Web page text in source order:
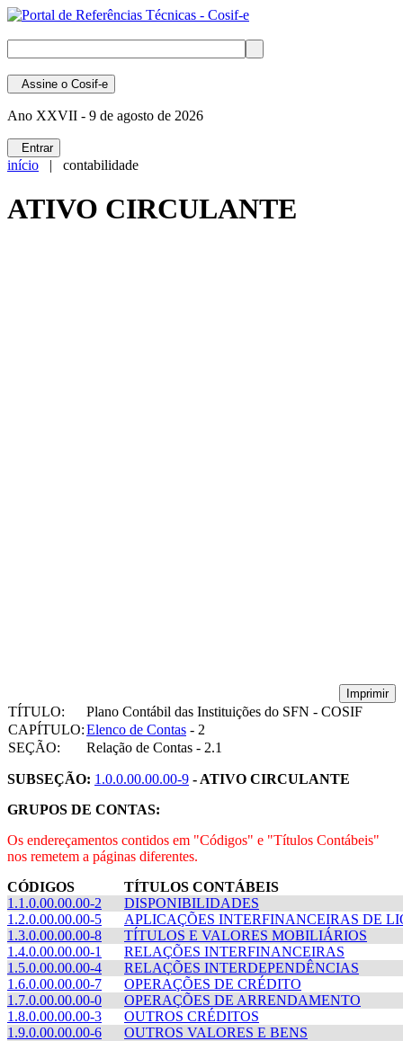
Assine o Cosif-e
Ano XXVII - 9 de agosto de 2026
Entrar
início | contabilidade
ATIVO CIRCULANTE
Imprimir
TÍTULO:
Plano Contábil das Instituições do SFN - COSIF
CAPÍTULO:Elenco de Contas - 2
SEÇÃO:
Relação de Contas - 2.1
SUBSEÇÃO: 1.0.0.00.00.00-9 - ATIVO CIRCULANTE
GRUPOS DE CONTAS:
Os endereçamentos contidos em "Códigos" e "Títulos Contábeis"
nos remetem a páginas diferentes.
CÓDIGOS
TÍTULOS CONTÁBEIS
1.1.0.00.00.00-2
DISPONIBILIDADES
1.2.0.00.00.00-5
APLICAÇÕES INTERFINANCEIRAS DE
1.3.0.00.00.00-8
TÍTULOS E VALORES MOBILIÁRIOS
1.4.0.00.00.00-1
RELAÇÕES INTERFINANCEIRAS
1.5.0.00.00.00-4
RELAÇÕES INTERDEPENDÊNCIAS
1.6.0.00.00.00-7
OPERAÇÕES DE CRÉDITO
1.7.0.00.00.00-0
OPERAÇÕES DE ARRENDAMENTO
1.8.0.00.00.00-3
OUTROS CRÉDITOS
1.9.0.00.00.00-6
OUTROS VALORES E BENS